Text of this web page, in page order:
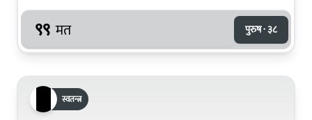
९९ मत पुरुष · ३८
स्वतन्त्र